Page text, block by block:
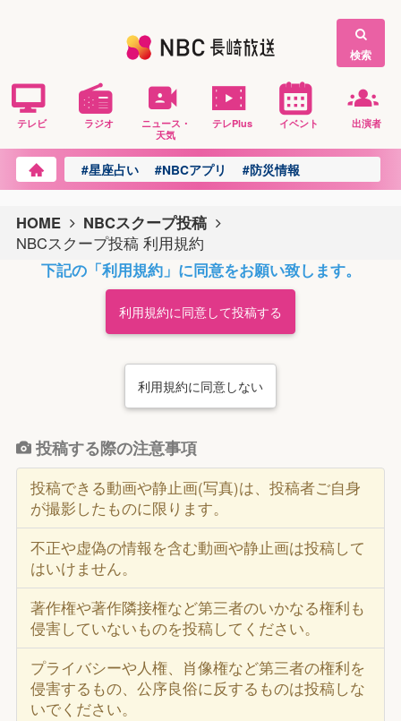
検索
テレビ ラジオ
ニュース・
天気
テレPlus イベント 出演者
#星座占い #NBCアプリ #防災情報
HOME
NBCスクープ投稿
NBCスクープ投稿 利用規約
下記の「利用規約」に同意をお願い致します。
利用規約に同意して投稿する
利用規約に同意しない
投稿する際の注意事項
投稿できる動画や静止画(写真)は、投稿者ご自身
が撮影したものに限ります。
不正や虚偽の情報を含む動画や静止画は投稿して
はいけません。
著作権や著作隣接権など第三者のいかなる権利も
侵害していないものを投稿してください。
プライバシーや人権、肖像権など第三者の権利を
侵害するもの、公序良俗に反するものは投稿しな
いでください。